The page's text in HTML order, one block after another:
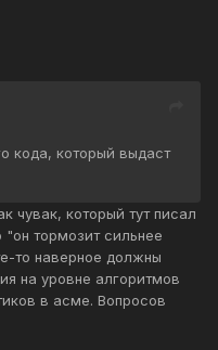
кода, который выдаст
чувак, который тут писал
тормозит сильнее
то наверное должны
на уровне алгоритмов
в асме. Вопросов